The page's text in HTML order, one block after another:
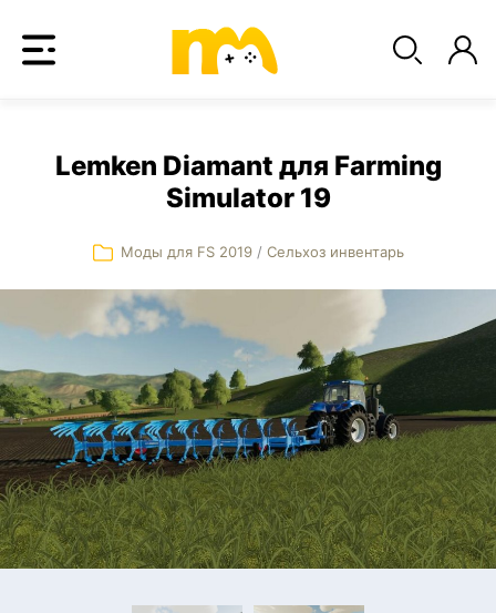
Lemken Diamant для Farming
Simulator 19
Моды для FS 2019/ Сельхоз инвентарь